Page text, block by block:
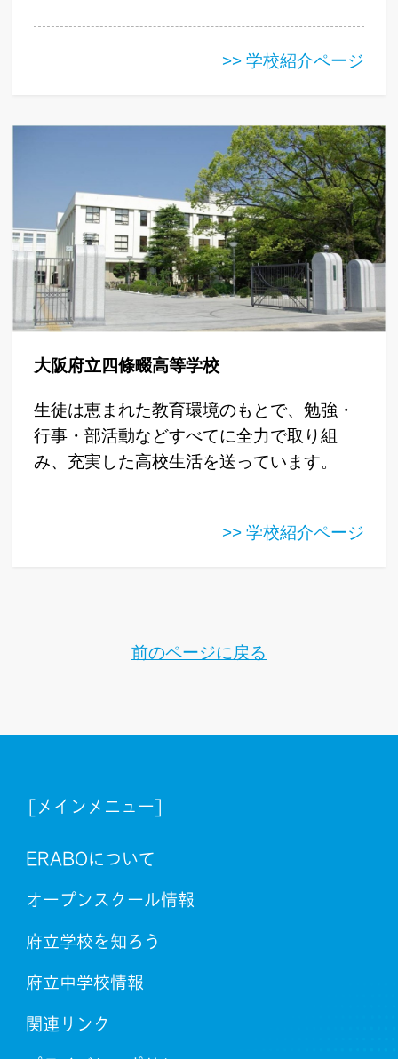
>> 学校紹介ページ
大阪府立四條畷高等学校
生徒は恵まれた教育環境のもとで、勉強・
行事・部活動などすべてに全力で取り組
み、充実した高校生活を送っています。
>> 学校紹介ページ
前のページに戻る
[メインメニュー]
ERABOについて
オープンスクール情報
府立学校を知ろう
府立中学校情報
関連リンク